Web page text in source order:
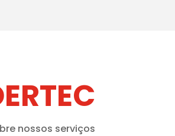
nossos serviços